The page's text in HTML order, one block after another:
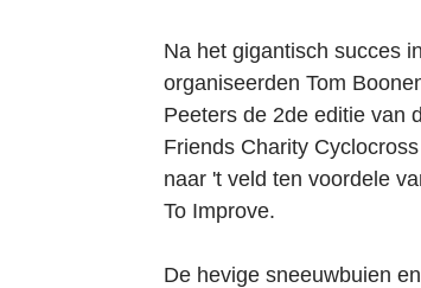
Na het gigantisch succes
organiseerden Tom
Peeters de 2de editie van
Friends Charity
naar 't veld ten voordele
To Improve.
De hevige sneeuwbuien